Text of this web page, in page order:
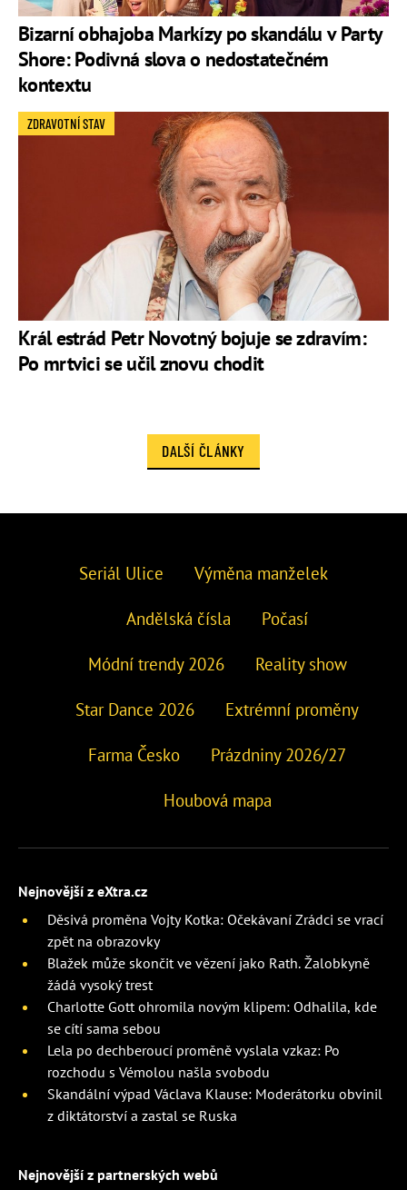
Bizarní obhajoba Markízy po skandálu v Party
Shore: Podivná slova o nedostatečném
kontextu
Král estrád Petr Novotný bojuje se zdravím:
Po mrtvici se učil znovu chodit
ZDRAVOTNÍ STAV
DALŠÍ ČLÁNKY
Seriál Ulice Výměna manželek
Andělská čísla Počasí
Módní trendy 2026 Reality show
Star Dance 2026 Extrémní proměny
Farma Česko Prázdniny 2026/27
Houbová mapa
Nejnovější z eXtra.cz
Děsivá proměna Vojty Kotka: Očekávaní Zrádci se vrací
zpět na obrazovky
Blažek může skončit ve vězení jako Rath. Žalobkyně
žádá vysoký trest
Charlotte Gott ohromila novým klipem: Odhalila, kde
se cítí sama sebou
Lela po dechberoucí proměně vyslala vzkaz: Po
rozchodu s Vémolou našla svobodu
Skandální výpad Václava Klause: Moderátorku obvinil
z diktátorství a zastal se Ruska
Nejnovější z partnerských webů